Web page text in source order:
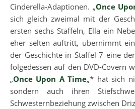
Cinderella-Adaptionen. „Once
sich gleich zweimal mit der
ersten sechs Staffeln, Ella ein
eher selten auftritt, übernimmt
der Geschichte in Staffel 7 eine
folgedessen auf den DVD-Covern
„Once Upon A Time„* hat sich
sondern auch ihren
Schwesternbeziehung zwischen